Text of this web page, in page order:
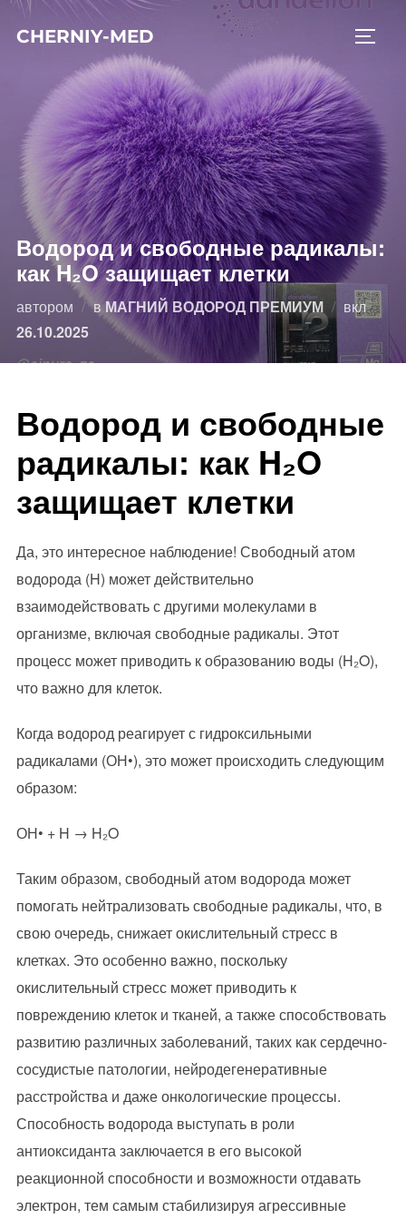
Перейти
содержимому
CHERNIY-MED
Водород и свободные радикалы:
как H₂O защищает клетки
автором вМАГНИЙ ВОДОРОД ПРЕМИУМ вкл
26.10.2025
Водород и свободные
радикалы: как H₂O
защищает клетки
Да, это интересное наблюдение! Свободный атом
водорода (H) может действительно
взаимодействовать с другими молекулами в
организме, включая свободные радикалы. Этот
процесс может приводить к образованию воды (H₂O),
что важно для клеток.
Когда водород реагирует с гидроксильными
радикалами (ОН•), это может происходить следующим
образом:
ОН• + H → H₂O
Таким образом, свободный атом водорода может
помогать нейтрализовать свободные радикалы, что, в
свою очередь, снижает окислительный стресс в
клетках. Это особенно важно, поскольку
окислительный стресс может приводить к
повреждению клеток и тканей, а также способствовать
развитию различных заболеваний, таких как сердечно-
сосудистые патологии, нейродегенеративные
расстройства и даже онкологические процессы.
Способность водорода выступать в роли
антиоксиданта заключается в его высокой
реакционной способности и возможности отдавать
электрон, тем самым стабилизируя агрессивные